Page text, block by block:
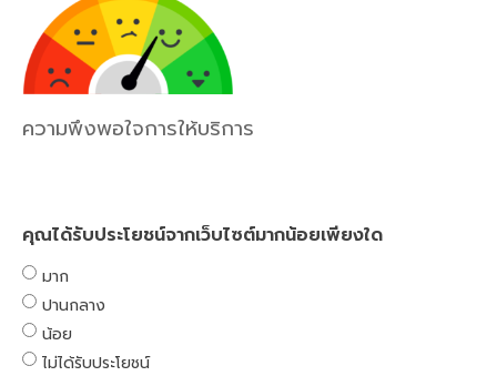
ความพึงพอใจการให้บริการ
คุณได้รับประโยชน์จากเว็บไซต์มากน้อยเพียงใด
มาก
ปานกลาง
น้อย
ไม่ได้รับประโยชน์